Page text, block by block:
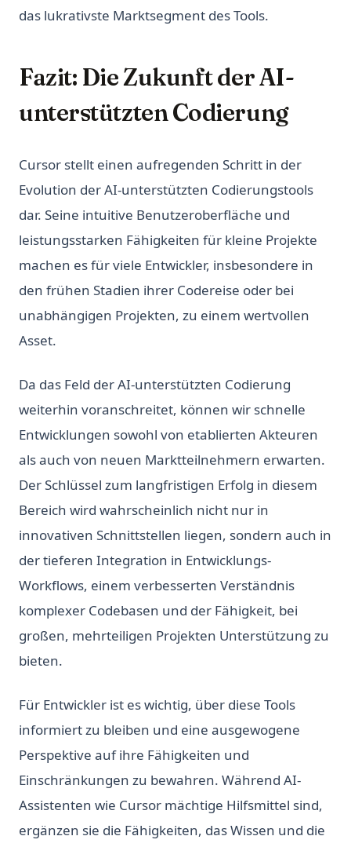
das lukrativste Marktsegment des Tools.
Fazit: Die Zukunft der AI-
unterstützten Codierung
Cursor stellt einen aufregenden Schritt in der
Evolution der AI-unterstützten Codierungstools
dar. Seine intuitive Benutzeroberfläche und
leistungsstarken Fähigkeiten für kleine Projekte
machen es für viele Entwickler, insbesondere in
den frühen Stadien ihrer Codereise oder bei
unabhängigen Projekten, zu einem wertvollen
Asset.
Da das Feld der AI-unterstützten Codierung
weiterhin voranschreitet, können wir schnelle
Entwicklungen sowohl von etablierten Akteuren
als auch von neuen Marktteilnehmern erwarten.
Der Schlüssel zum langfristigen Erfolg in diesem
Bereich wird wahrscheinlich nicht nur in
innovativen Schnittstellen liegen, sondern auch in
der tieferen Integration in Entwicklungs-
Workflows, einem verbesserten Verständnis
komplexer Codebasen und der Fähigkeit, bei
großen, mehrteiligen Projekten Unterstützung zu
bieten.
Für Entwickler ist es wichtig, über diese Tools
informiert zu bleiben und eine ausgewogene
Perspektive auf ihre Fähigkeiten und
Einschränkungen zu bewahren. Während AI-
Assistenten wie Cursor mächtige Hilfsmittel sind,
ergänzen sie die Fähigkeiten, das Wissen und die